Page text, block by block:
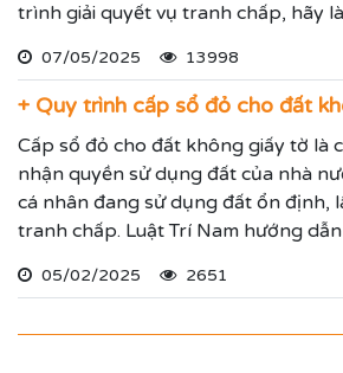
trình giải quyết vụ tranh chấp, hãy
vụ tranh chấp cho Quý vị.
07/05/2025 13998
+ Quy trình cấp sổ đỏ cho đất
Cấp sổ đỏ cho đất không giấy tờ là
nhận quyền sử dụng đất của nhà
cá nhân đang sử dụng đất ổn định,
tranh chấp. Luật Trí Nam hướng
05/02/2025 2651